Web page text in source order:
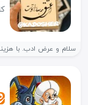
سلام و عرض ادب. با